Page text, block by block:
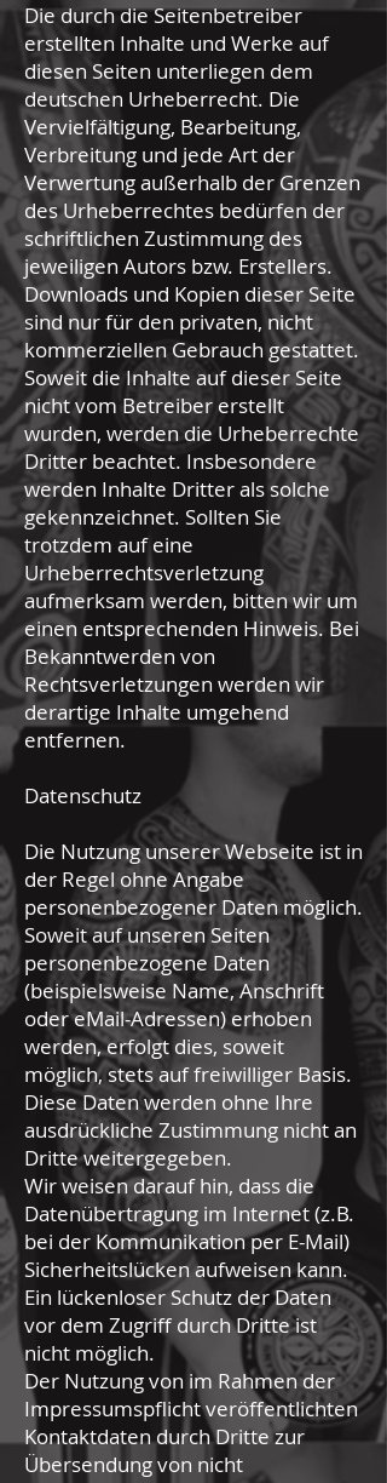
Die durch die Seitenbetreiber
erstellten Inhalte und Werke auf
diesen Seiten unterliegen dem
deutschen Urheberrecht. Die
Vervielfältigung, Bearbeitung,
Verbreitung und jede Art der
Verwertung außerhalb der Grenzen
des Urheberrechtes bedürfen der
schriftlichen Zustimmung des
jeweiligen Autors bzw. Erstellers.
Downloads und Kopien dieser Seite
sind nur für den privaten, nicht
kommerziellen Gebrauch gestattet.
Soweit die Inhalte auf dieser Seite
nicht vom Betreiber erstellt
wurden, werden die Urheberrechte
Dritter beachtet. Insbesondere
werden Inhalte Dritter als solche
gekennzeichnet. Sollten Sie
trotzdem auf eine
Urheberrechtsverletzung
aufmerksam werden, bitten wir um
einen entsprechenden Hinweis. Bei
Bekanntwerden von
Rechtsverletzungen werden wir
derartige Inhalte umgehend
entfernen.
Datenschutz
Die Nutzung unserer Webseite ist in
der Regel ohne Angabe
personenbezogener Daten möglich.
Soweit auf unseren Seiten
personenbezogene Daten
(beispielsweise Name, Anschrift
oder eMail-Adressen) erhoben
werden, erfolgt dies, soweit
möglich, stets auf freiwilliger Basis.
Diese Daten werden ohne Ihre
ausdrückliche Zustimmung nicht an
Dritte weitergegeben.
Wir weisen darauf hin, dass die
Datenübertragung im Internet (z.B.
bei der Kommunikation per E-Mail)
Sicherheitslücken aufweisen kann.
Ein lückenloser Schutz der Daten
vor dem Zugriff durch Dritte ist
nicht möglich.
Der Nutzung von im Rahmen der
Impressumspflicht veröffentlichten
Kontaktdaten durch Dritte zur
Übersendung von nicht